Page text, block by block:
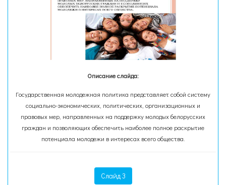
Описание слайда:
Государственная молодежная политика представляет собой систему
социально-экономических, политических, организационных и
правовых мер, направленных на поддержку молодых белорусских
граждан и позволяющих обеспечить наиболее полное раскрытие
потенциала молодежи в интересах всего общества.
Слайд 3